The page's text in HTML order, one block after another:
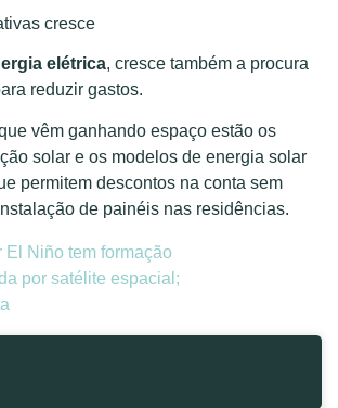
cresce
elétrica, cresce também a procura
reduzir gastos.
vêm ganhando espaço estão os
solar e os modelos de energia solar
permitem descontos na conta sem
de painéis nas residências.
El Niño tem formação
por satélite espacial;